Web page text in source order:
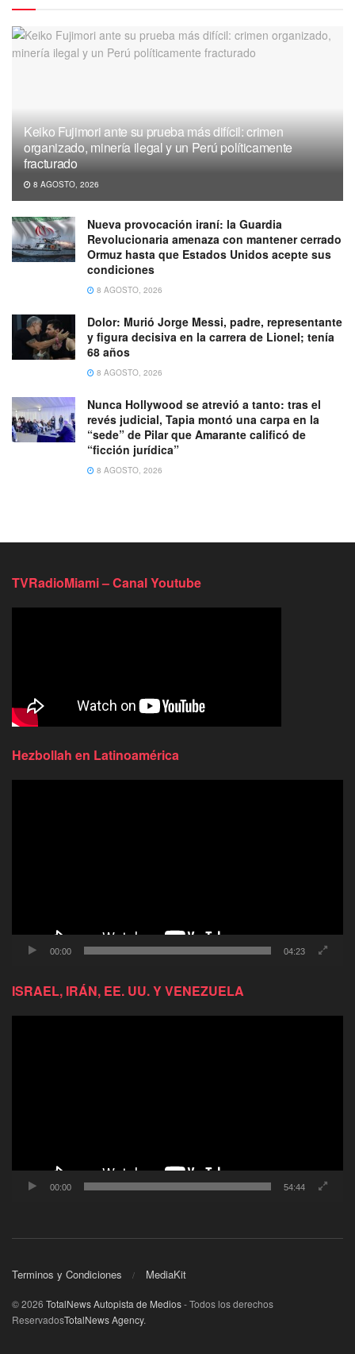
Keiko Fujimori ante su prueba más difícil: crimen
organizado, minería ilegal y un Perú políticamente
fracturado
8 AGOSTO, 2026
Nueva provocación iraní: la Guardia
Revolucionaria amenaza con mantener cerrado
Ormuz hasta que Estados Unidos acepte sus
condiciones
8 AGOSTO, 2026
Dolor: Murió Jorge Messi, padre, representante
y figura decisiva en la carrera de Lionel; tenía
68 años
8 AGOSTO, 2026
Nunca Hollywood se atrevió a tanto: tras el
revés judicial, Tapia montó una carpa en la
“sede” de Pilar que Amarante calificó de
“ficción jurídica”
8 AGOSTO, 2026
TVRadioMiami – Canal Youtube
Hezbollah en Latinoamérica
00:00 04:23
ISRAEL, IRÁN, EE. UU. Y VENEZUELA
00:00 54:44
Terminos y Condiciones MediaKit
© 2026 TotalNews Autopista de Medios- Todos los derechos
ReservadosTotalNews Agency.